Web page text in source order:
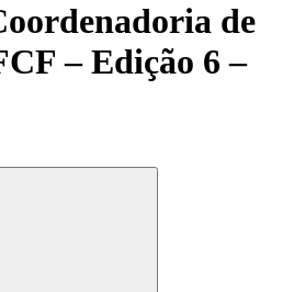
de
– Edição 6 –